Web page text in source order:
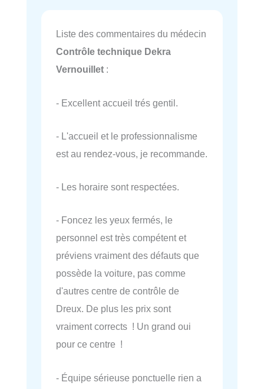
Liste des commentaires du médecin
Contrôle technique Dekra
Vernouillet :
- Excellent accueil trés gentil.
- L'accueil et le professionnalisme
est au rendez-vous, je recommande.
- Les horaire sont respectées.
- Foncez les yeux fermés, le
personnel est très compétent et
préviens vraiment des défauts que
possède la voiture, pas comme
d'autres centre de contrôle de
Dreux. De plus les prix sont
vraiment corrects ! Un grand oui
pour ce centre !
- Équipe sérieuse ponctuelle rien a